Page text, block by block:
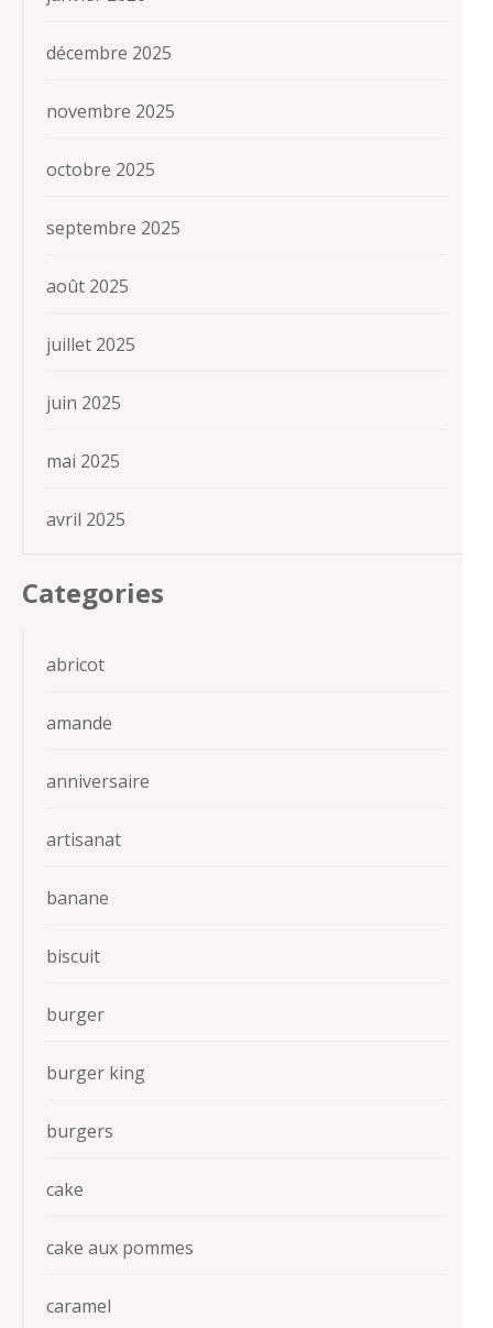
décembre 2025
novembre 2025
octobre 2025
septembre 2025
août 2025
juillet 2025
juin 2025
mai 2025
avril 2025
Categories
abricot
amande
anniversaire
artisanat
banane
biscuit
burger
burger king
burgers
cake
cake aux pommes
caramel